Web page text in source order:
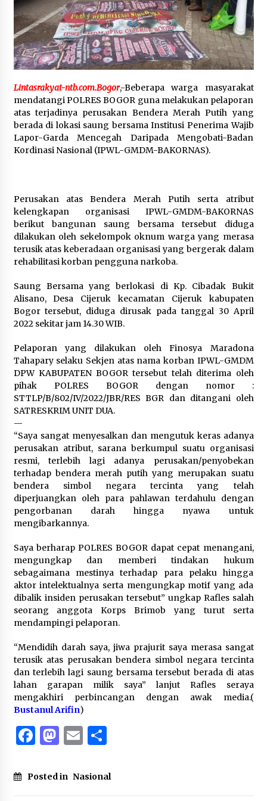
Pelarian terduga Otak Curanmor di Kecamatan
kempo, Berakhir di tangan Tim Opsnal Polsek
Kempo
3 minggu ago
Terduga Curanmor yang sempat jadi DPO
selama Sepekan
4 minggu ago
Tim Opsnal Polsek Kempo Amankan salah satu
Terduga Curanmor yang sempat jadi DPO
selama Sepekan
Nomor 9 Tahun 2026, Soroti Ketidakpastian
Nasib PPPK Paruh Waktu di Tengah
Keterbatasan Fiskal Daerah
4 minggu ago
Polsek Pekat Kawal Aksi Petani Tebu Secara
Humanis, Dialog dengan PT SMS Hasilkan
Kesepakatan Awal Demi Menjaga Harkamtibmas
SATRESNARKOBA POLRES DOMPU AMANKAN
TERDUGA PELAKU NARKOTIKA DI KECAMATAN
KEMPO, BELASAN PAKET DIDUGA SABU DISITA
Lintasrakyat-ntb.com.Bogor,-Beberapa warga masyarakat
mendatangi POLRES BOGOR guna melakukan pelaporan
atas terjadinya perusakan Bendera Merah Putih yang
berada di lokasi saung bersama Institusi Penerima Wajib
Lapor-Garda Mencegah Daripada Mengobati-Badan
Kordinasi Nasional (IPWL-GMDM-BAKORNAS).
Perusakan atas Bendera Merah Putih serta atribut
kelengkapan organisasi IPWL-GMDM-BAKORNAS
berikut bangunan saung bersama tersebut diduga
dilakukan oleh sekelompok oknum warga yang merasa
terusik atas keberadaan organisasi yang bergerak dalam
rehabilitasi korban pengguna narkoba.
Saung Bersama yang berlokasi di Kp. Cibadak Bukit
Alisano, Desa Cijeruk kecamatan Cijeruk kabupaten
Bogor tersebut, diduga dirusak pada tanggal 30 April
2022 sekitar jam 14.30 WIB.
Pelaporan yang dilakukan oleh Finosya Maradona
Tahapary selaku Sekjen atas nama korban IPWL-GMDM
DPW KABUPATEN BOGOR tersebut telah diterima oleh
pihak POLRES BOGOR dengan nomor :
STTLP/B/802/IV/2022/JBR/RES BGR dan ditangani oleh
SATRESKRIM UNIT DUA.
—
“Saya sangat menyesalkan dan mengutuk keras adanya
perusakan atribut, sarana berkumpul suatu organisasi
resmi, terlebih lagi adanya perusakan/penyobekan
terhadap bendera merah putih yang merupakan suatu
bendera simbol negara tercinta yang telah
diperjuangkan oleh para pahlawan terdahulu dengan
pengorbanan darah hingga nyawa untuk
mengibarkannya.
Saya berharap POLRES BOGOR dapat cepat menangani,
mengungkap dan memberi tindakan hukum
sebagaimana mestinya terhadap para pelaku hingga
aktor intelektualnya serta mengungkap motif yang ada
dibalik insiden perusakan tersebut” ungkap Rafles salah
seorang anggota Korps Brimob yang turut serta
mendampingi pelaporan.
“Mendidih darah saya, jiwa prajurit saya merasa sangat
terusik atas perusakan bendera simbol negara tercinta
dan terlebih lagi saung bersama tersebut berada di atas
lahan garapan milik saya” lanjut Rafles seraya
mengakhiri perbincangan dengan awak media.(
Bustanul Arifin)
Facebook
Mastodon
EmailShare
Posted in Nasional